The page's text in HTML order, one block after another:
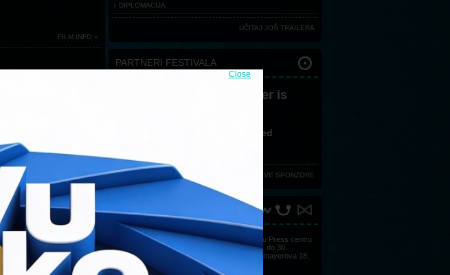
Close
FILM INFO »
FILM INFO »
FILM INFO »
DIPLOMACIJA
UČITAJ JOŠ TRAILERA
PARTNERI FESTIVALA
Flash version 3,0 or greater is
You have no flash plugin installed
VIDI SVE SPONZORE
KONTAKT
Sve informacije možete dobiti u Press centru
Vukovar Film Festivala, od 25. do 30.
kolovoza u Hotelu Lav, Strossmayerova 18,
32000 Vukovar.